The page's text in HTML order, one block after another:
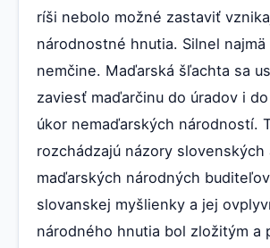
ríši nebolo možné zastaviť
národnostné hnutia. Silnel
nemčine. Maďarská šľachta sa
zaviesť maďarčinu do úradov i
úkor nemaďarských národností.
rozchádzajú názory slovenských
maďarských národných
slovanskej myšlienky a jej
národného hnutia bol zložitým a